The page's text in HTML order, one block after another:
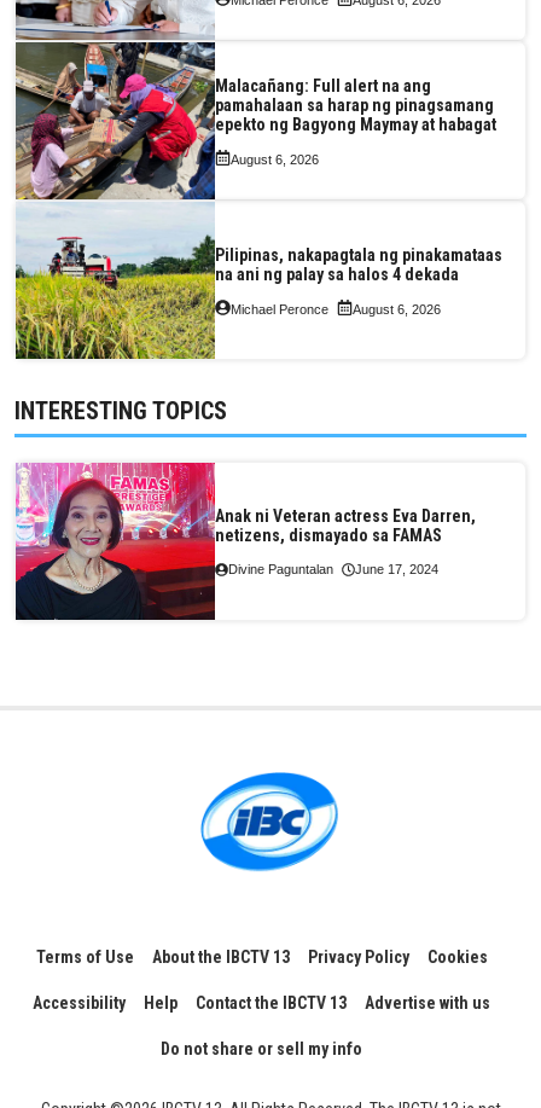
Malacañang: Full alert na ang
pamahalaan sa harap ng pinagsamang
epekto ng Bagyong Maymay at habagat
August 6, 2026
Pilipinas, nakapagtala ng pinakamataas
na ani ng palay sa halos 4 dekada
Michael Peronce August 6, 2026
INTERESTING TOPICS
Anak ni Veteran actress Eva Darren,
netizens, dismayado sa FAMAS
Divine Paguntalan June 17, 2024
Terms of Use About the IBCTV 13 Privacy Policy Cookies
Accessibility Help Contact the IBCTV 13 Advertise with us
Do not share or sell my info